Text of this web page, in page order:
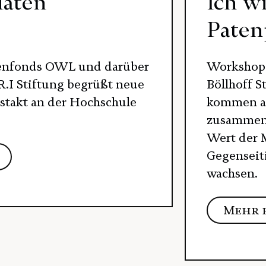
OWL und darüber
Stiftung begrüßt neue
an der Hochschule
Böllhoff
kommen
Wert der
wachsen.
Mehr